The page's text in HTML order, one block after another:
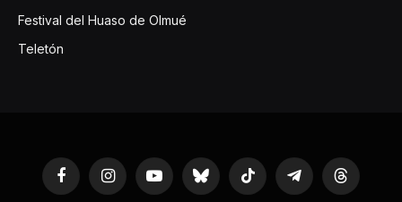
Festival del Huaso de Olmué
Teletón
FacebookInstagramYouTubeBluesky TikTok TelegramThreads